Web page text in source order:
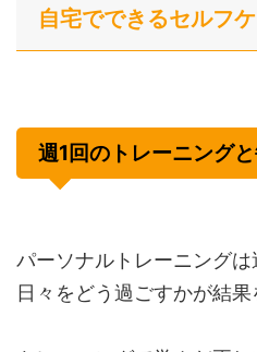
自宅でできるセルフ
週1回のトレーニング
パーソナルトレーニング
日々をどう過ごすかが結果